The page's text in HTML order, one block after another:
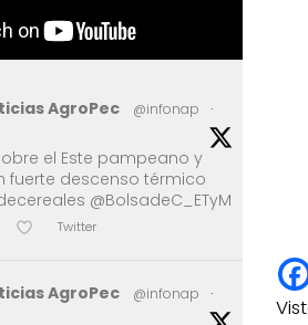
AgroPec @infonap
·
el Este pampeano y
fuerte descenso térmico
@BolsadeC_ETyM
Twitter
AgroPec @infonap
·